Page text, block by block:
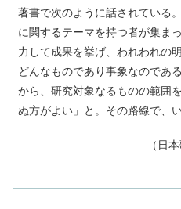
著書で次のように話されている
に関するテーマを持つ者が集ま
力して成果を挙げ、われわれの
どんなものであり事象なのであ
から、研究対象なるものの範囲
ぬ方がよい」と。その路線で、
（日